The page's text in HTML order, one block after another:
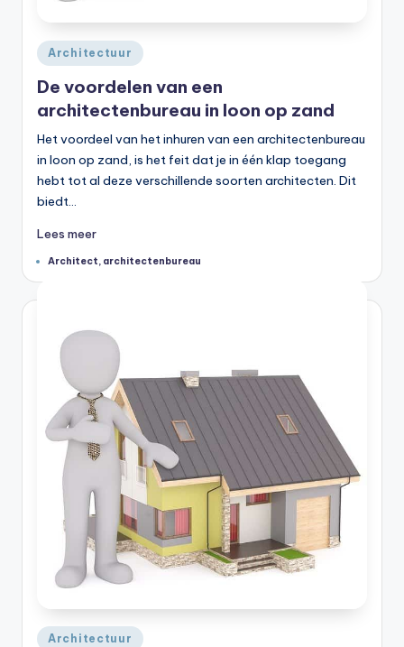
Geplaatst
in
Architectuur
De voordelen van een
architectenbureau in loon op zand
Het voordeel van het inhuren van een architectenbureau
in loon op zand, is het feit dat je in één klap toegang
hebt tot al deze verschillende soorten architecten. Dit
biedt…
Lees meer
Tags:
Architect architectenbureau
Geplaatst
Architectuur